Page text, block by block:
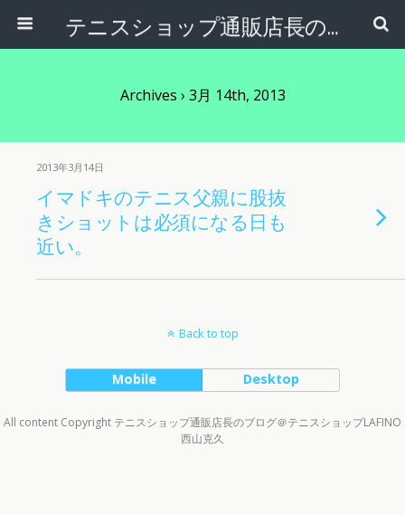
テニスショップ通販店長のブログ＠テニスショップLAFINO 西山克久
Archives › 3月 14th, 2013
2013年3月14日
イマドキのテニス父親に股抜
きショットは必須になる日も
近い。
Back to top
Mobile Desktop
All content Copyright テニスショップ通販店長のブログ＠テニスショップLAFINO
西山克久